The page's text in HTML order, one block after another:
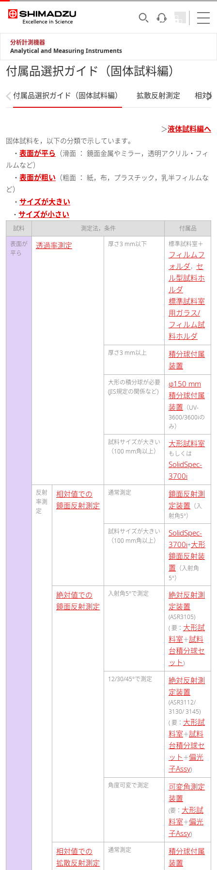
分析計測機器
Analytical and Measuring Instruments
付属品選択ガイド（固体試料編）
付属品選択ガイド（固体試料編） 拡散反射測定 相対
＞液体試料編へ
固体試料を，以下の分類で示しています。
・ 表面が平ら
（滑面 ： 鏡面金属やミラー，透明アクリル・フィ
ルムなど）
・ 表面が粗い （粗面 ： 紙，布，プラスチック，乳半フィルムな
ど）
・ サイズが大きい
・ サイズが小さい
試料 測定法，条件
付属品
表面が
平ら
透過率測定 厚さ3 mm以下 標準試料室＋
フィルムフ
ォルダ， セ
ル型試料ホ
ルダ
標準試料室
用ガラス/
フィルム試
料ホルダ
厚さ3 mm以上
積分球付属
装置
大形の積分球が必要
(JIS規定の関係など)
φ150 mm
積分球付属
装置 （UV-
3600/3600iの
み）
試料サイズが大きい
（100 mm角以上）
大形試料室
もしくは
SolidSpec-
3700i
反射
率測
定
相対値での
鏡面反射測定
通常測定
鏡面反射測
定装置 （入
射角5°）
試料サイズが大きい
（100 mm角以上）
SolidSpec-
3700i+大形
鏡面反射装
置 （入射角
5°）
絶対値での
鏡面反射測定
入射角5°で測定
絶対反射測
定装置
(ASR3105)
( 要： 大形試
料室＋試料
台積分球セ
ット)
12/30/45°で測定
絶対反射測
定装置
(ASR3112/
3130/ 3145)
( 要： 大形試
料室＋試料
台積分球セ
ット＋偏光
子Assy)
角度可変で測定
可変角測定
装置
(要： 大形試
料室＋偏光
子Assy)
相対値での
拡散反射測定
通常測定
積分球付属
装置